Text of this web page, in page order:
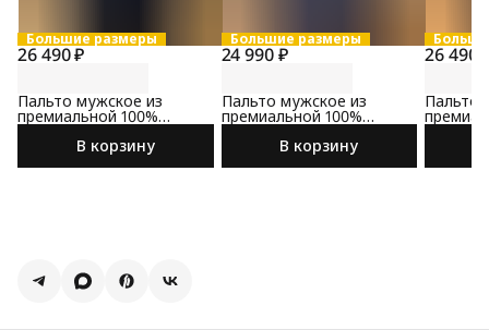
Большие размеры
26 490 ₽
Пальто мужское из
премиальной 100%
В корзину
Большие размеры
24 990 ₽
Пальто мужское из
премиальной 100%
В корзину
26 490
Пальто